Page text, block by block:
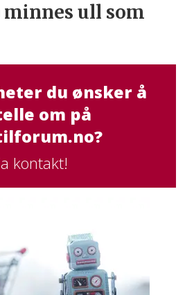
ull som
du ønsker å
om på
kontakt!